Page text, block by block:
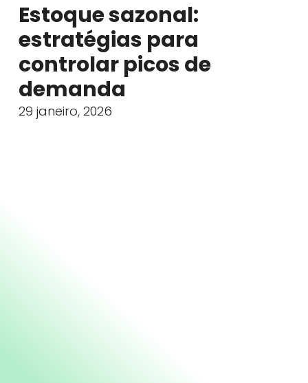
Estoque sazonal:
estratégias para
controlar picos de
demanda
29 janeiro, 2026